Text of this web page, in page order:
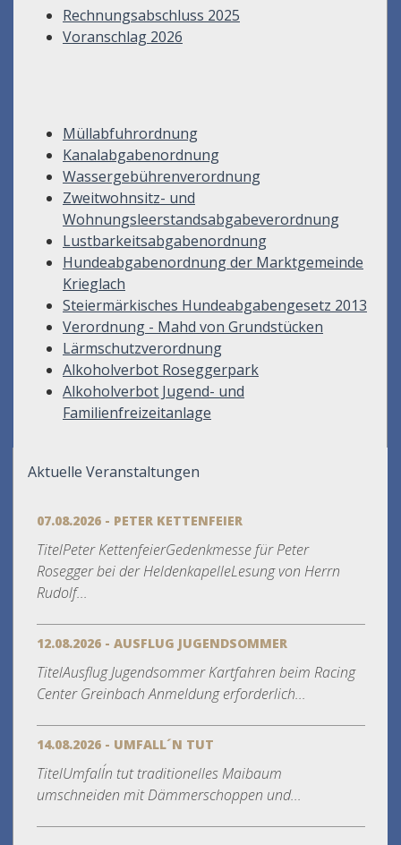
Rechnungsabschluss 2025
Voranschlag 2026
Müllabfuhrordnung
Kanalabgabenordnung
Wassergebührenverordnung
Zweitwohnsitz- und
Wohnungsleerstandsabgabeverordnung
Lustbarkeitsabgabenordnung
Hundeabgabenordnung der Marktgemeinde
Krieglach
Steiermärkisches Hundeabgabengesetz 2013
Verordnung - Mahd von Grundstücken
Lärmschutzverordnung
Alkoholverbot Roseggerpark
Alkoholverbot Jugend- und
Familienfreizeitanlage
Aktuelle Veranstaltungen
07.08.2026 - PETER KETTENFEIER
TitelPeter KettenfeierGedenkmesse für Peter
Rosegger bei der HeldenkapelleLesung von Herrn
Rudolf...
12.08.2026 - AUSFLUG JUGENDSOMMER
TitelAusflug Jugendsommer Kartfahren beim Racing
Center Greinbach Anmeldung erforderlich...
14.08.2026 - UMFALL´N TUT
TitelUmfall´n tut traditionelles Maibaum
umschneiden mit Dämmerschoppen und...